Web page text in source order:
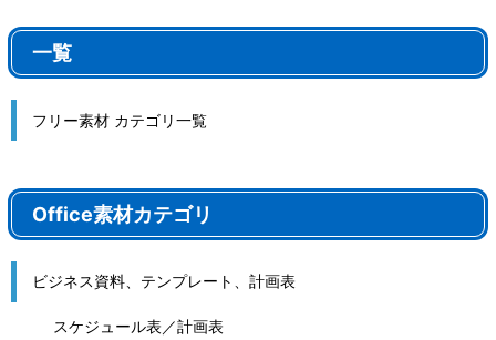
一覧
フリー素材 カテゴリ一覧
Office素材カテゴリ
ビジネス資料、テンプレート、計画表
スケジュール表／計画表